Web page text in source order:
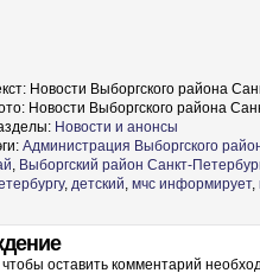
Новости Выборгского района
Новости Выборгского района
Новости и анонсы
Администрация Выборгского
, Выборгский район Санкт-
, детский, мчс информирует,
чтобы оставить комментарий